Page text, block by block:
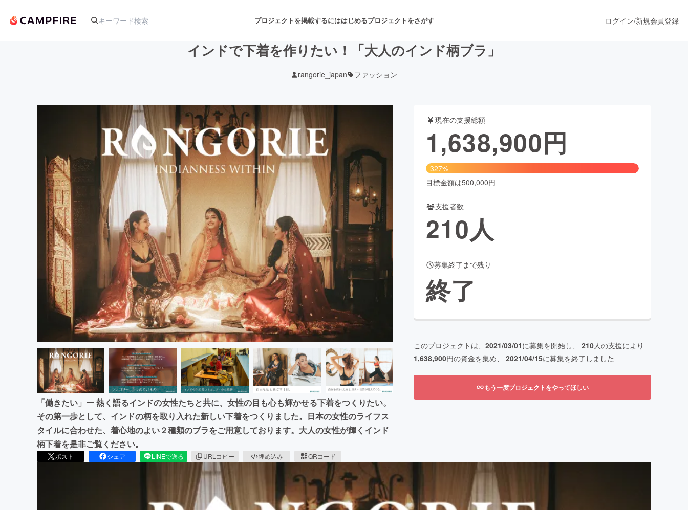
プロジェクトを掲載するにははじめるプロジェクトをさがす
アート・写真 音楽 舞台・パフォーマンス
テクノロジー・ガジェット ゲーム・サービス開発 フード・飲食店 ファッション
映像・映画 書籍・雑誌出版
ビジネス・起業 チャレンジ ビューティー・ヘルスケア
まちづくり・地域活性化
CAMPFIRE for Social Good
CAMPFIRE Creation
CAMPFIREふるさと納税
machi-ya
ログイン/新規会員登録
インドで下着を作りたい！「大人のインド柄ブラ」
rangorie_japan ファッション
「働きたい」ー 熱く語るインドの女性たちと共に、女性の目も心も輝かせる下着をつくりたい。
その第一歩として、インドの柄を取り入れた新しい下着をつくりました。日本の女性のライフス
タイルに合わせた、着心地のよい２種類のブラをご用意しております。大人の女性が輝くインド
柄下着を是非ご覧ください。
ポスト シェア LINEで送る URLコピー 埋め込み QRコード
現在の支援総額
1,638,900円
327%
目標金額は500,000円
支援者数
210人
募集終了まで残り
終了
このプロジェクトは、 2021/03/01に募集を開始し、 210人の支援により
1,638,900円の資金を集め、 2021/04/15に募集を終了しました
もう一度プロジェクトをやってほしい